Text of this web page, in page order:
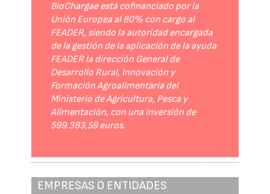
BioChargae está cofinanciado por la
Unión Europea al 80% con cargo al
FEADER, siendo la autoridad encargada
de la gestión de la aplicación de la ayuda
FEADER la dirección General de
Desarrollo Rural, Innovación y
Formación Agroalimentaria del
Ministerio de Agricultura, Pesca y
Alimentación, con una inversión de
599.383,59 euros.
EMPRESAS O ENTIDADES